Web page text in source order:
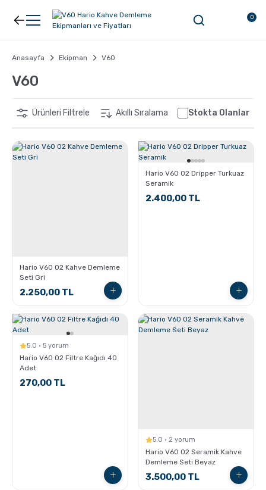
Geri Dön
Kahve
Espresso
Pratik Filtre Kahve
Kafeinsiz Kahveler
Çözünebilir Kahve
Geri Dön
Ekipman
V60
Moka Pot
Aeropress
Makine Temizleyiciler
0
Anasayfa Ekipman V60
V60
Ürünleri Filtrele Akıllı Sıralama Stokta Olanlar
Hario V60 02 Kahve Demleme
Seti Gri
2.250,00 TL
Hario V60 02 Dripper Turkuaz
Seramik
2.400,00 TL
5.0 · 5 yorum
Hario V60 02 Filtre Kağıdı 40
Adet
270,00 TL
5.0 · 2 yorum
Hario V60 02 Seramik Kahve
Demleme Seti Beyaz
3.500,00 TL